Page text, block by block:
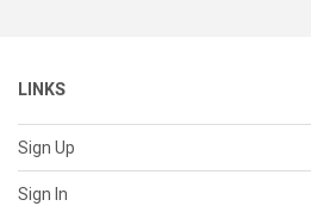
LINKS
Sign Up
Sign In